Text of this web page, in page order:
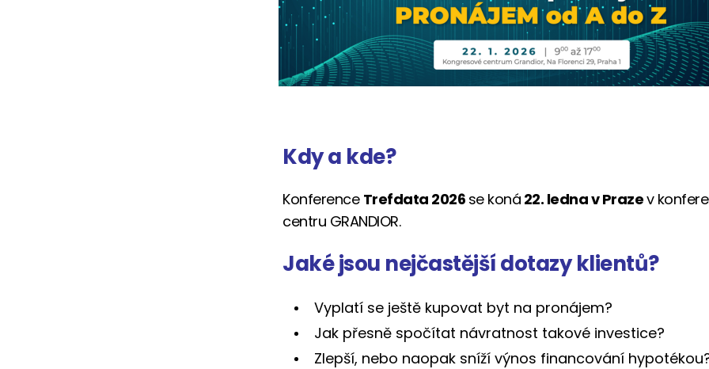
Kdy a kde?
Konference Trefdata 2026 se koná 22. ledna v Prazev
centru GRANDIOR.
Jaké jsou nejčastější dotazy klientů?
Vyplatí se ještě kupovat byt na pronájem?
Jak přesně spočítat návratnost takové investice?
Zlepší, nebo naopak sníží výnos financování